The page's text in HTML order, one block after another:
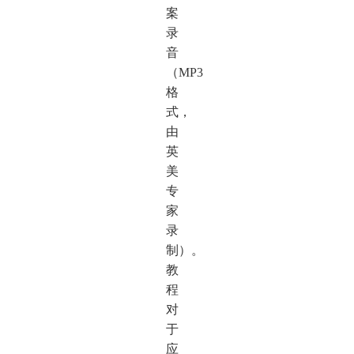
案
录
音
（MP3
格
式，
由
英
美
专
家
录
制）。
教
程
对
于
应